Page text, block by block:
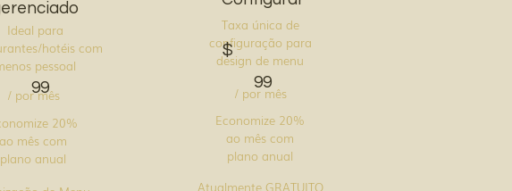
Taxa única de
configuração para
design de menu
99
$
/ por mês
Economize 20%
ao mês com
plano anual
Atualmente GRATUITO
99
Ideal para
hotéis com
pessoal
/ por mês
20%
ao mês com
plano anual